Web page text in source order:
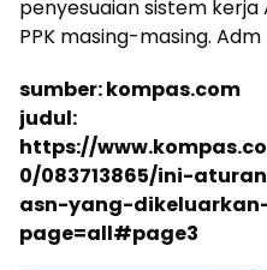
penyesuaian sistem kerja
PPK masing-masing. Adm
sumber: kompas.com
judul:
https://
0/083713865/ini-
asn-yang-
page=all#page3